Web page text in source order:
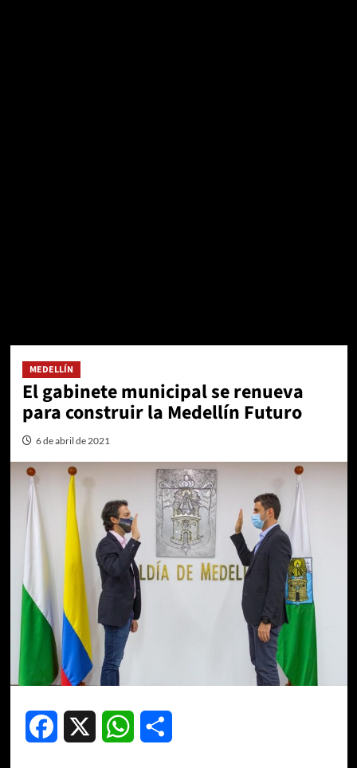
MEDELLÍN
El gabinete municipal se renueva
para construir la Medellín Futuro
6 de abril de 2021
Facebook WhatsApp